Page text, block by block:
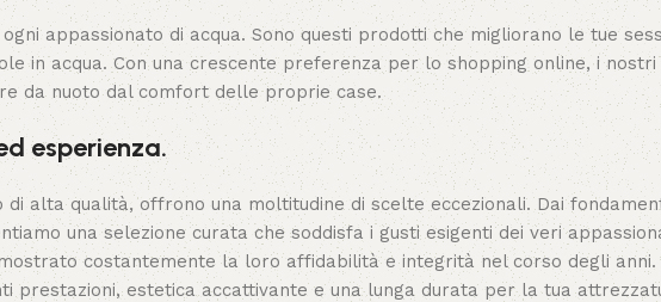
appassionato di acqua. Sono questi prodotti che migliorano le tue
in acqua. Con una crescente preferenza per lo shopping online, i
da nuoto dal comfort delle proprie case.
esperienza.
alta qualità, offrono una moltitudine di scelte eccezionali. Dai
una selezione curata che soddisfa i gusti esigenti dei veri
costantemente la loro affidabilità e integrità nel corso degli anni.
prestazioni, estetica accattivante e una lunga durata per la tua